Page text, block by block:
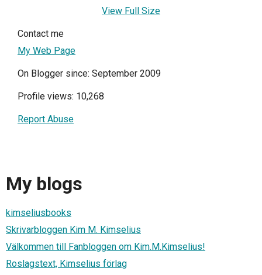
View Full Size
Contact me
My Web Page
On Blogger since: September 2009
Profile views: 10,268
Report Abuse
My blogs
kimseliusbooks
Skrivarbloggen Kim M. Kimselius
Välkommen till Fanbloggen om Kim.M.Kimselius!
Roslagstext, Kimselius förlag